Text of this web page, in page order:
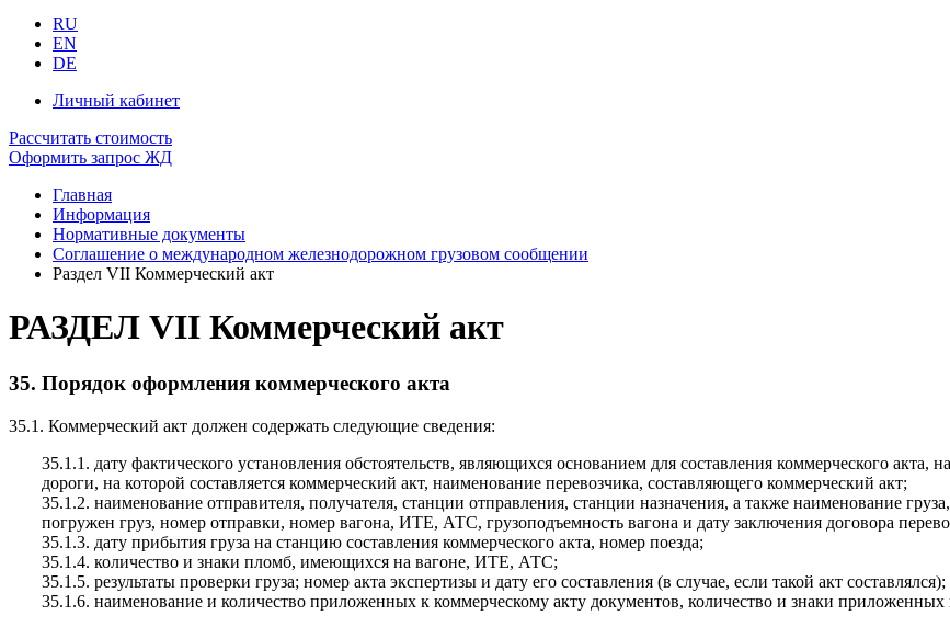
RU
EN
DE
Личный кабинет
Рассчитать стоимость
Оформить запрос ЖД
Главная
Информация
Нормативные документы
Соглашение о международном железнодорожном грузовом сообщении
Раздел VII Коммерческий акт
РАЗДЕЛ VII Коммерческий акт
35. Порядок оформления коммерческого акта
35.1. Коммерческий акт должен содержать следующие сведения:
35.1.1. дату фактического установления обстоятельств, являющихся основанием для составления коммерческого
дороги, на которой составляется коммерческий акт, наименование перевозчика, составляющего коммерческий акт;
35.1.2. наименование отправителя, получателя, станции отправления, станции назначения, а также наименование
погружен груз, номер отправки, номер вагона, ИТЕ, АТС, грузоподъемность вагона и дату заключения договора
35.1.3. дату прибытия груза на станцию составления коммерческого акта, номер поезда;
35.1.4. количество и знаки пломб, имеющихся на вагоне, ИТЕ, АТС;
35.1.5. результаты проверки груза; номер акта экспертизы и дату его составления (в случае, если такой акт составлялся);
35.1.6. наименование и количество приложенных к коммерческому акту документов, количество и знаки приложенных